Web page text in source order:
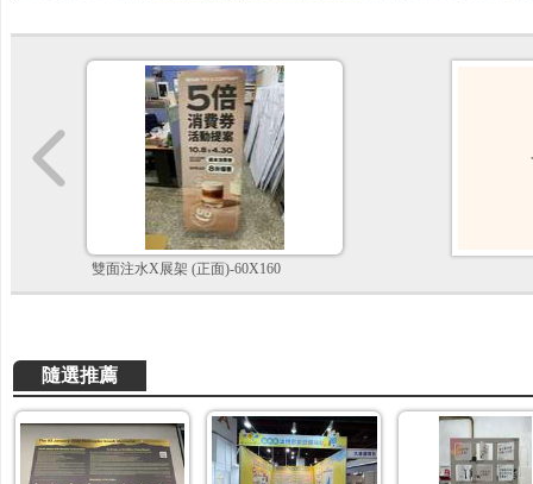
雙面注水X展架 (正面)-60X160
隨選推薦